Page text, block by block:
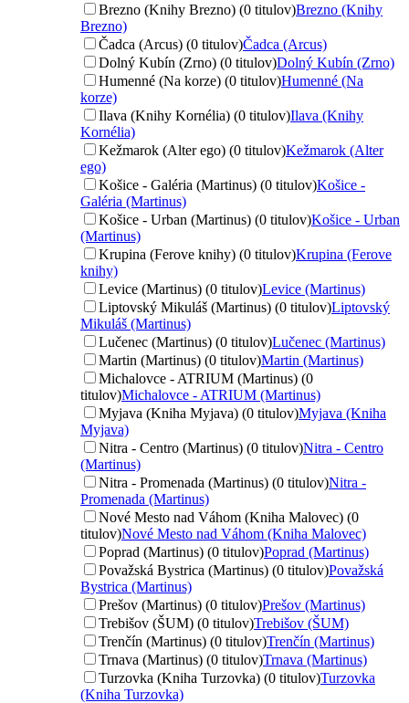
Brezno (Knihy Brezno) (0 titulov)Brezno (Knihy
Brezno)
Čadca (Arcus) (0 titulov)Čadca (Arcus)
Dolný Kubín (Zrno) (0 titulov)Dolný Kubín (Zrno)
Humenné (Na korze) (0 titulov)Humenné (Na
korze)
Ilava (Knihy Kornélia) (0 titulov)Ilava (Knihy
Kornélia)
Kežmarok (Alter ego) (0 titulov)Kežmarok (Alter
ego)
Košice - Galéria (Martinus) (0 titulov)Košice -
Galéria (Martinus)
Košice - Urban (Martinus) (0 titulov)Košice - Urban
(Martinus)
Krupina (Ferove knihy) (0 titulov)Krupina (Ferove
knihy)
Levice (Martinus) (0 titulov)Levice (Martinus)
Liptovský Mikuláš (Martinus) (0 titulov)Liptovský
Mikuláš (Martinus)
Lučenec (Martinus) (0 titulov)Lučenec (Martinus)
Martin (Martinus) (0 titulov)Martin (Martinus)
Michalovce - ATRIUM (Martinus) (0
titulov)Michalovce - ATRIUM (Martinus)
Myjava (Kniha Myjava) (0 titulov)Myjava (Kniha
Myjava)
Nitra - Centro (Martinus) (0 titulov)Nitra - Centro
(Martinus)
Nitra - Promenada (Martinus) (0 titulov)Nitra -
Promenada (Martinus)
Nové Mesto nad Váhom (Kniha Malovec) (0
titulov)Nové Mesto nad Váhom (Kniha Malovec)
Poprad (Martinus) (0 titulov)Poprad (Martinus)
Považská Bystrica (Martinus) (0 titulov)Považská
Bystrica (Martinus)
Prešov (Martinus) (0 titulov)Prešov (Martinus)
Trebišov (ŠUM) (0 titulov)Trebišov (ŠUM)
Trenčín (Martinus) (0 titulov)Trenčín (Martinus)
Trnava (Martinus) (0 titulov)Trnava (Martinus)
Turzovka (Kniha Turzovka) (0 titulov)Turzovka
(Kniha Turzovka)